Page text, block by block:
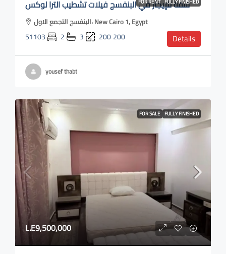
شقة للإيجار في البنفسج فيلات تشطيب الترا لوكس
البنفسج التجمع الاول، New Cairo 1, Egypt
51103 2 3 200200 Details
yousef thabt
FOR SALE FULLY FINISHED
L.E9,500,000